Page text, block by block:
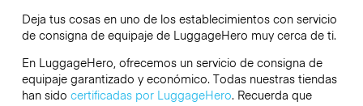
Deja tus cosas en uno de los establecimientos con servicio
de consigna de equipaje de LuggageHero muy cerca de ti.
En LuggageHero, ofrecemos un servicio de consigna de
equipaje garantizado y económico. Todas nuestras tiendas
han sido certificadas por LuggageHero. Recuerda que